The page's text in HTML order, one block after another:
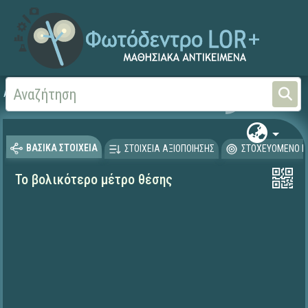
Αρχική ΕΡΓΑ ΙΤΥΕ 1996-2008
ΒΑΣΙΚΑ ΣΤΟΙΧΕΙΑ ΣΤΟΙΧΕΙΑ ΑΞΙΟΠΟΙΗΣΗΣ ΣΤΟΧΕΥΟΜΕΝΟ
Το βολικότερο μέτρο θέσης